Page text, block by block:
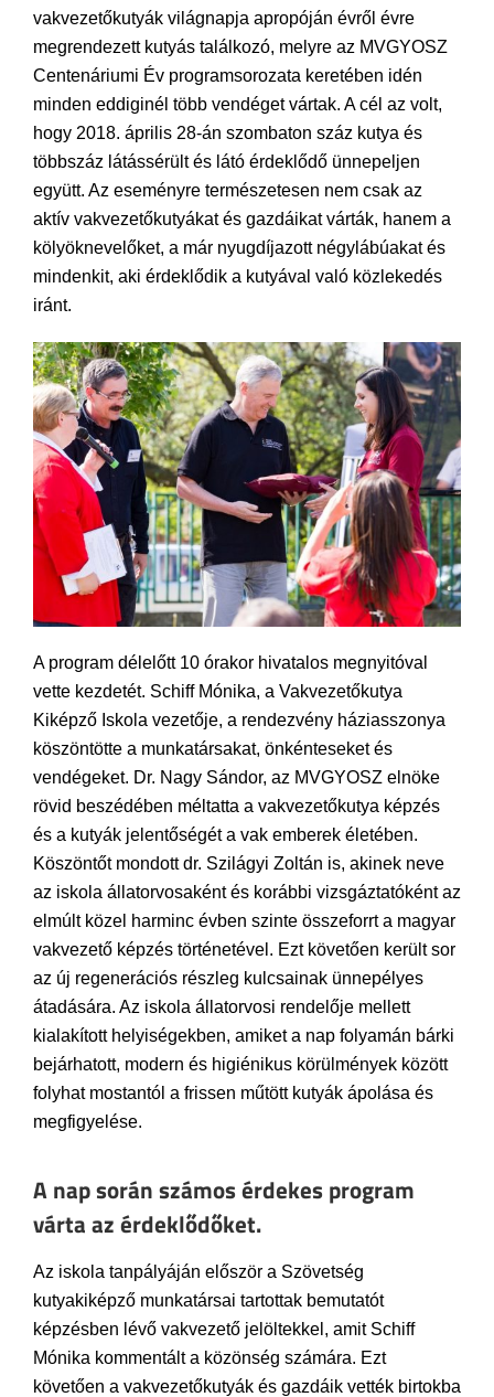
vakvezetőkutyák világnapja apropóján évről évre
megrendezett kutyás találkozó, melyre az MVGYOSZ
Centenáriumi Év programsorozata keretében idén
minden eddiginél több vendéget vártak. A cél az volt,
hogy 2018. április 28-án szombaton száz kutya és
többszáz látássérült és látó érdeklődő ünnepeljen
együtt. Az eseményre természetesen nem csak az
aktív vakvezetőkutyákat és gazdáikat várták, hanem a
kölyöknevelőket, a már nyugdíjazott négylábúakat és
mindenkit, aki érdeklődik a kutyával való közlekedés
iránt.
A program délelőtt 10 órakor hivatalos megnyitóval
vette kezdetét. Schiff Mónika, a Vakvezetőkutya
Kiképző Iskola vezetője, a rendezvény háziasszonya
köszöntötte a munkatársakat, önkénteseket és
vendégeket. Dr. Nagy Sándor, az MVGYOSZ elnöke
rövid beszédében méltatta a vakvezetőkutya képzés
és a kutyák jelentőségét a vak emberek életében.
Köszöntőt mondott dr. Szilágyi Zoltán is, akinek neve
az iskola állatorvosaként és korábbi vizsgáztatóként az
elmúlt közel harminc évben szinte összeforrt a magyar
vakvezető képzés történetével. Ezt követően került sor
az új regenerációs részleg kulcsainak ünnepélyes
átadására. Az iskola állatorvosi rendelője mellett
kialakított helyiségekben, amiket a nap folyamán bárki
bejárhatott, modern és higiénikus körülmények között
folyhat mostantól a frissen műtött kutyák ápolása és
megfigyelése.
A nap során számos érdekes program
várta az érdeklődőket.
Az iskola tanpályáján először a Szövetség
kutyakiképző munkatársai tartottak bemutatót
képzésben lévő vakvezető jelöltekkel, amit Schiff
Mónika kommentált a közönség számára. Ezt
követően a vakvezetőkutyák és gazdáik vették birtokba